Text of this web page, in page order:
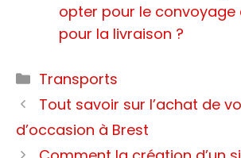
opter pour le convoyage
pour la livraison ?
Categories
Transports
Tout savoir sur l’achat de
d’occasion à Brest